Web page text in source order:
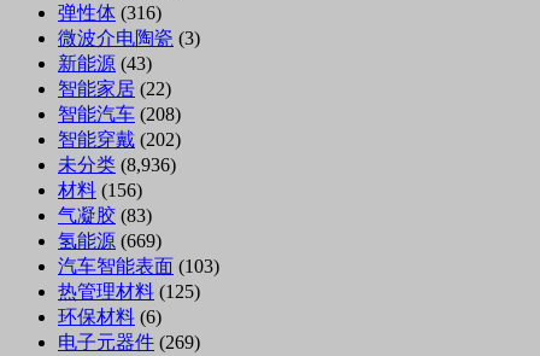
弹性体 (316)
微波介电陶瓷 (3)
新能源 (43)
智能家居 (22)
智能汽车 (208)
智能穿戴 (202)
未分类 (8,936)
材料 (156)
气凝胶 (83)
氢能源 (669)
汽车智能表面 (103)
热管理材料 (125)
环保材料 (6)
电子元器件 (269)